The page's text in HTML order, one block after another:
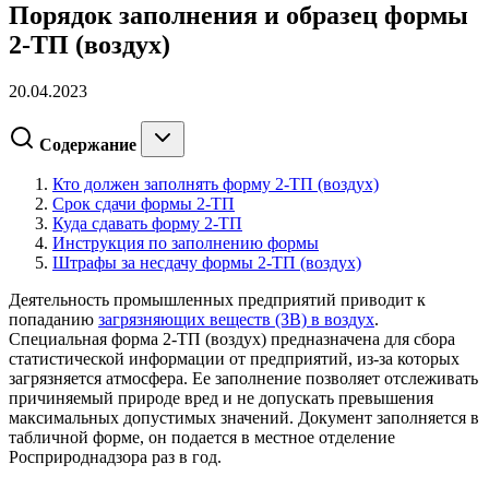
Порядок заполнения и образец формы
2-ТП (воздух)
20.04.2023
Содержание
Кто должен заполнять форму 2-ТП (воздух)
Срок сдачи формы 2-ТП
Куда сдавать форму 2-ТП
Инструкция по заполнению формы
Штрафы за несдачу формы 2-ТП (воздух)
Деятельность промышленных предприятий приводит к
попаданию загрязняющих веществ (ЗВ) в воздух.
Специальная форма 2-ТП (воздух) предназначена для сбора
статистической информации от предприятий, из-за которых
загрязняется атмосфера. Ее заполнение позволяет отслеживать
причиняемый природе вред и не допускать превышения
максимальных допустимых значений. Документ заполняется в
табличной форме, он подается в местное отделение
Росприроднадзора раз в год.